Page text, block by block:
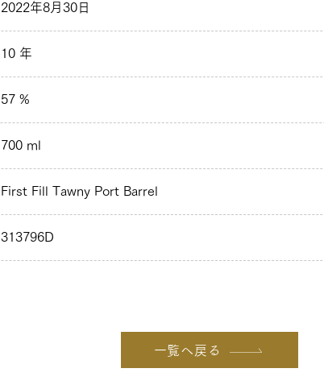
2022年8月30日
10 年
57 %
700 ml
First Fill Tawny Port Barrel
313796D
一覧へ戻る